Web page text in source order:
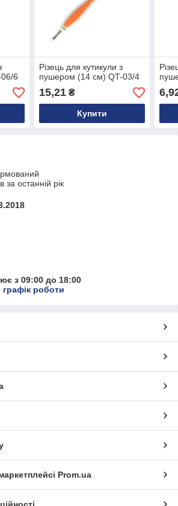
6
Різець для кутикули з
пушером (14 см) QT-03/4
15,21₴
Купити
за останній рік
з 09:00 до 18:00
роботи
Prom.ua